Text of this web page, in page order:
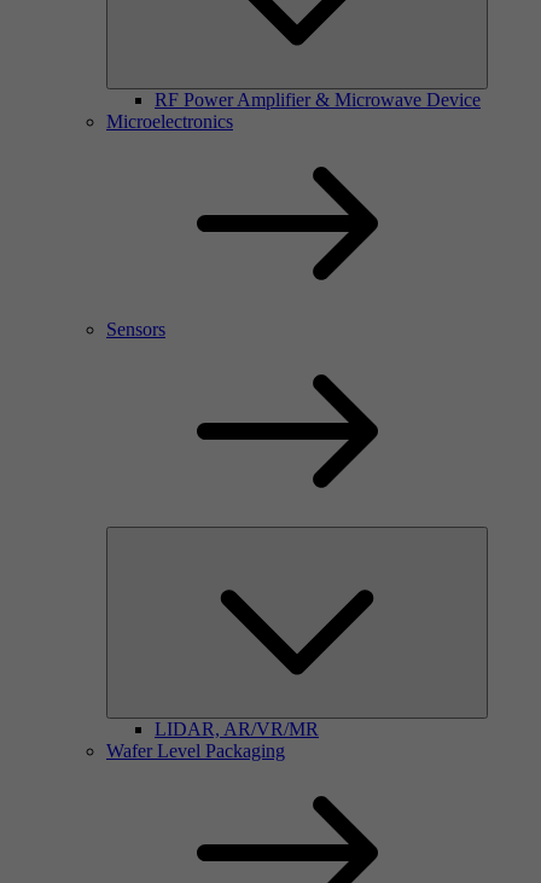
RF Power Amplifier & Microwave Device
Microelectronics
Sensors
LIDAR, AR/VR/MR
Wafer Level Packaging